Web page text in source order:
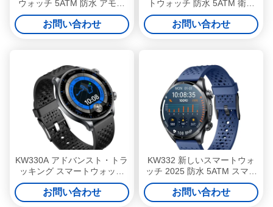
ウォッチ 5ATM 防水 アモー
ルド GPS スマートウォッチ
お問い合わせ
トウォッチ 防水 5ATM 衛星
定位
お問い合わせ
KW330A アドバンスト・トラ
ッキング スマートウォッチ
5ATM 防水 スマートウォッチ
AI
お問い合わせ
KW332 新しいスマートウォ
ッチ 2025 防水 5ATM スマー
トウォッチ 6 衛星 GPS
お問い合わせ